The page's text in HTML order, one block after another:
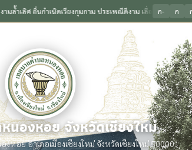
ำเนิดเวียงกุมกาม ประเพณีดีงาม เลื่องลือนามหนองหอย
ก- ก
นองหอย จังหวัดเชียงใหม่
อย อำเภอเมืองเชียงใหม่ จังหวัดเชียงใหม่ 50000